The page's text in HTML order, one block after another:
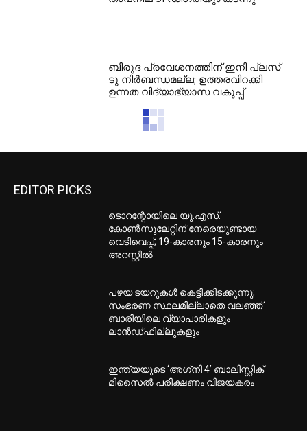
ബിരുദ പ്രവേശനത്തിന് ഇനി പ്ലസ്
ടു നിര്‍ബന്ധമല്ല; ഉത്തരവിറക്കി
ഉന്നത വിദ്യാഭ്യാസ വകുപ്പ്
EDITOR PICKS
ടൊറന്റോയിലെ യു.എസ്.
കോൺസുലേറ്റിന് നേരെയുണ്ടായ
വെടിവെപ്പ്; 19-കാരനും 15-കാരനും
അറസ്റ്റിൽ
പഴയ ടയറുകള്‍ കെട്ടിക്കിടക്കുന്നു;
സംഭരണ സ്ഥലമില്ലാതെ വലഞ്ഞ്
ബാരിയിലെ വ്യാപാരികളും
ലാന്‍ഡ്ഫില്ലുകളും
ഇന്ത്യയുടെ ‘അഗ്‌നി 4’ ബാലിസ്റ്റിക്
മിസൈല്‍ പരീക്ഷണം വിജയകരം